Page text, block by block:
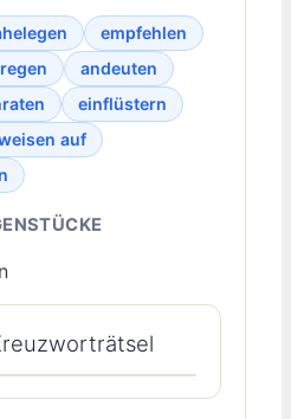
empfehlen
andeuten
einflüstern
auf